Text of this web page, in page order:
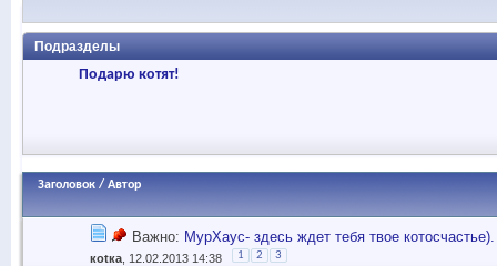
Подразделы
Подарю котят!
Заголовок / Автор
Важно: МурХаус- здесь ждет тебя твое котосчастье).
коtка , 12.02.2013 14:38 1 2 3